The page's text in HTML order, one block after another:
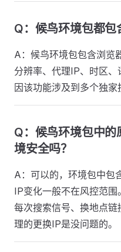
Q：候鸟环境包都包
A：候鸟环境包包含浏览
分辨率、代理IP、时区、
因该功能涉及到多个独家
Q：候鸟环境包中的
境安全吗？
A：可以的，环境包中包
IP变化一般不在风控范围
每次搜索信号、换地点
理的更换IP是没问题的。